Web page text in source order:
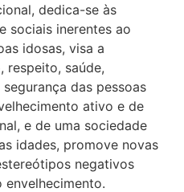
dedica-se às
sociais inerentes ao
idosas, visa a
respeito, saúde,
das pessoas
ativo e de
e de uma sociedade
idades, promove novas
negativos
envelhecimento.